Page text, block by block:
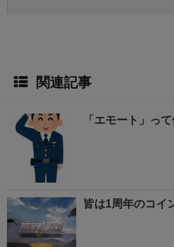
関連記事
「エモート」っ
皆は1周年のコイ